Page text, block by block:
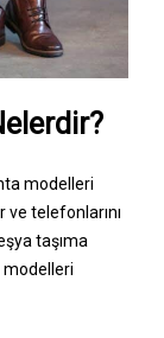
modelleri
ve telefonlarını
taşıma
modelleri